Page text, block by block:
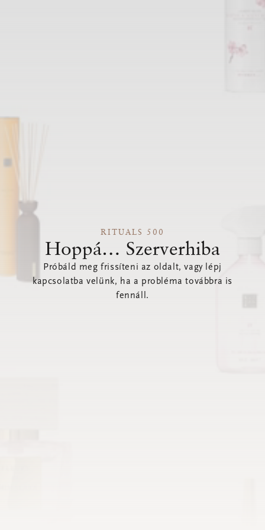
RITUALS 500
Hoppá… Szerverhiba
Próbáld meg frissíteni az oldalt, vagy lépj
kapcsolatba velünk, ha a probléma továbbra is
fennáll.